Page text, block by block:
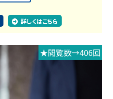
詳しくはこちら
★閲覧数→406回